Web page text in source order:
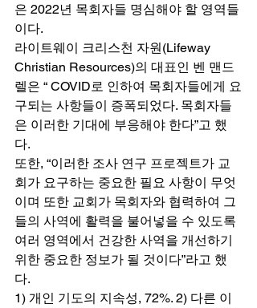
은 2022년 목회자들 명심해야 할 영역들
이다.
라이트웨이 크리스천 자원(Lifeway
Christian Resources)의 대표인 벤 맨드
렐은 “ COVID로 인하여 목회자들에게 요
구되는 사항들이 증폭되었다. 목회자들
은 이러한 기대에 부응해야 한다”고 했
다.
또한, “이러한 조사 연구 프로젝트가 교
회가 요구하는 중요한 필요 사항이 무엇
이며 또한 교회가 목회자와 협력하여 그
들의 사역에 활력을 불어넣을 수 있도록
여러 영역에서 건강한 사역을 개선하기
위한 중요한 정보가 될 것이다”라고 했
다.
1) 개인 기도의 지속성, 72%. 2) 다른 이